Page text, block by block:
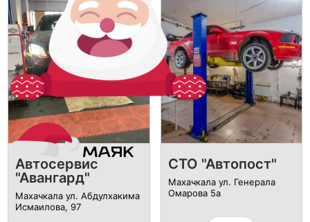
Автосервис
"Авангард"
Махачкала ул. Абдулхакима
Исмаилова, 97
СТО "Автопост"
Махачкала ул. Генерала
Омарова 5а